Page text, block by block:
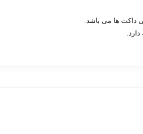
داکت ها می باشد.